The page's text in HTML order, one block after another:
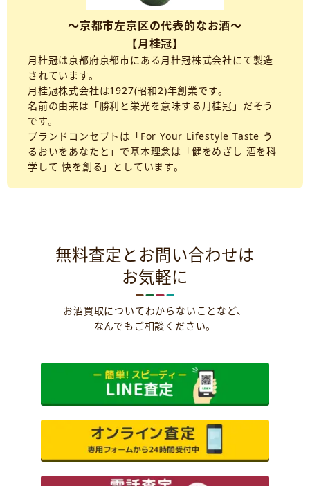
～京都市左京区の代表的なお酒～
【月桂冠】
月桂冠は京都府京都市にある月桂冠株式会社にて製造
されています。
月桂冠株式会社は1927(昭和2)年創業です。
名前の由来は「勝利と栄光を意味する月桂冠」だそう
です。
ブランドコンセプトは「For Your Lifestyle Taste う
るおいをあなたと」で基本理念は「健をめざし 酒を科
学して 快を創る」としています。
無料査定とお問い合わせは
お気軽に
お酒買取についてわからないことなど、
なんでもご相談ください。